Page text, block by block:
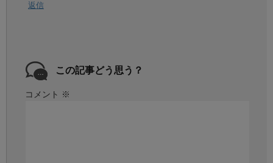
返信
この記事どう思う？
コメント ※